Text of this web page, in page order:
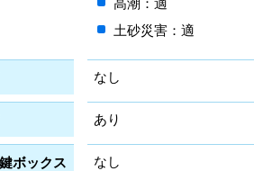
高潮：適
土砂災害：適
なし
あり
ボックス なし